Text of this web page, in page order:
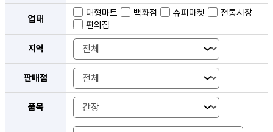
업태
대형마트 백화점 슈퍼마켓
전통시장
편의점
지역
판매점
품목